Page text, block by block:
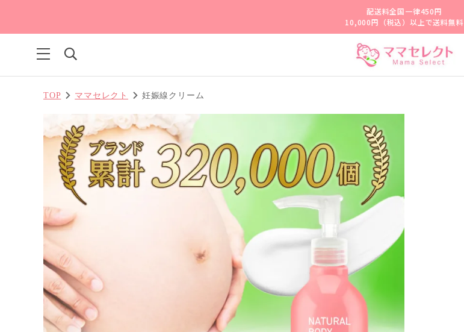
配送料全国一律450円
10,000円（税込）以上で送料無料
TOP ママセレクト 妊娠線クリーム